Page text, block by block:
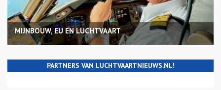
MIJNBOUW, EU EN LUCHTVAART
PARTNERS VAN LUCHTVAARTNIEUWS.NL!